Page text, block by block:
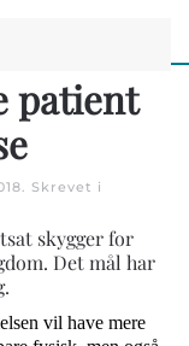
patient
. Skrevet i
skygger for
Det mål har
vil have mere